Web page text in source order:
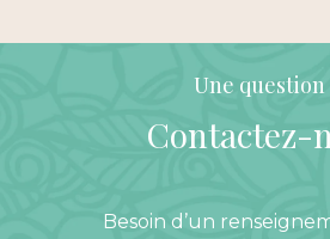
Une question
Contactez-
Besoin d’un